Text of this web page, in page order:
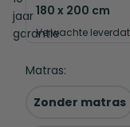
180 x 200 cm
Verwachte
Matras:
Zonder matras